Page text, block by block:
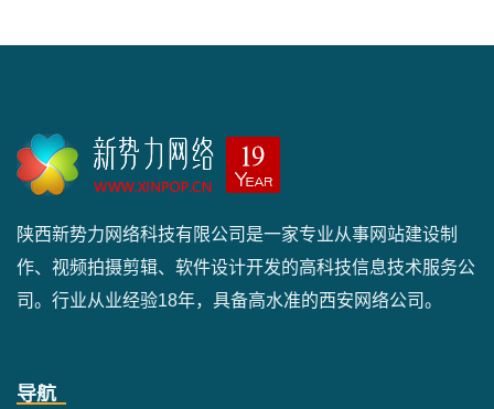
陕西新势力网络科技有限公司是一家专业从事网站建设制
作、视频拍摄剪辑、软件设计开发的高科技信息技术服务公
司。行业从业经验18年，具备高水准的西安网络公司。
导航